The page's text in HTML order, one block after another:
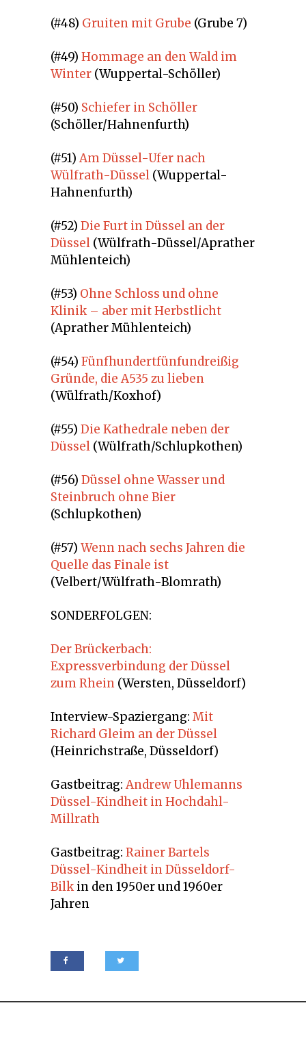
(#48) Gruiten mit Grube (Grube 7)
(#49) Hommage an den Wald im
Winter (Wuppertal-Schöller)
(#50) Schiefer in Schöller
(Schöller/Hahnenfurth)
(#51) Am Düssel-Ufer nach
Wülfrath-Düssel (Wuppertal-
Hahnenfurth)
(#52) Die Furt in Düssel an der
Düssel (Wülfrath-Düssel/Aprather
Mühlenteich)
(#53) Ohne Schloss und ohne
Klinik – aber mit Herbstlicht
(Aprather Mühlenteich)
(#54) Fünfhundertfünfundreißig
Gründe, die A535 zu lieben
(Wülfrath/Koxhof)
(#55) Die Kathedrale neben der
Düssel (Wülfrath/Schlupkothen)
(#56) Düssel ohne Wasser und
Steinbruch ohne Bier
(Schlupkothen)
(#57) Wenn nach sechs Jahren die
Quelle das Finale ist
(Velbert/Wülfrath-Blomrath)
SONDERFOLGEN:
Der Brückerbach:
Expressverbindung der Düssel
zum Rhein (Wersten, Düsseldorf)
Interview-Spaziergang: Mit
Richard Gleim an der Düssel
(Heinrichstraße, Düsseldorf)
Gastbeitrag: Andrew Uhlemanns
Düssel-Kindheit in Hochdahl-
Millrath
Gastbeitrag: Rainer Bartels
Düssel-Kindheit in Düsseldorf-
Bilkin den 1950er und 1960er
Jahren